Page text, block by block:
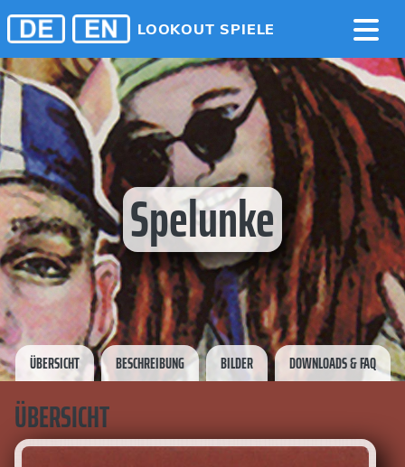
LOOKOUT SPIELE
Spelunke
ÜBERSICHT BESCHREIBUNG BILDER DOWNLOADS & FAQ
ÜBERSICHT